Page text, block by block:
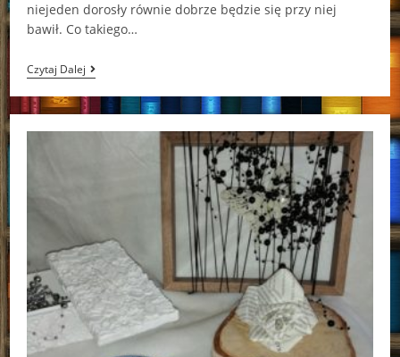
niejeden dorosły równie dobrze będzie się przy niej
bawił. Co takiego…
Czytaj DalejTajniacy
Disney